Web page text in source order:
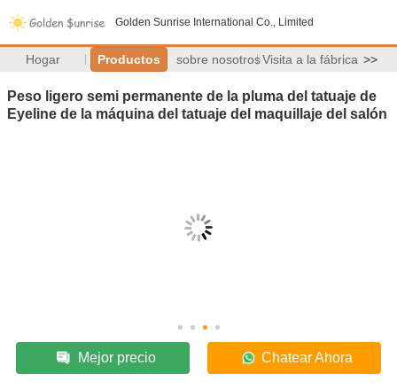
Golden Sunrise International Co., Limited
Hogar Productos sobre nosotrosVisita a la fábrica >>
Peso ligero semi permanente de la pluma del tatuaje de
Eyeline de la máquina del tatuaje del maquillaje del salón
Mejor precio Chatear Ahora